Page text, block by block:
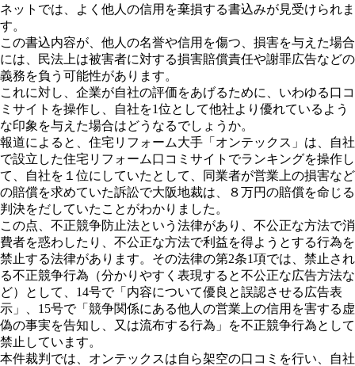
ネットでは、よく他人の信用を棄損する書込みが見受けられま
す。
この書込内容が、他人の名誉や信用を傷つ、損害を与えた場合
には、民法上は被害者に対する損害賠償責任や謝罪広告などの
義務を負う可能性があります。
これに対し、企業が自社の評価をあげるために、いわゆる口コ
ミサイトを操作し、自社を1位として他社より優れているよう
な印象を与えた場合はどうなるでしょうか。
報道によると、住宅リフォーム大手「オンテックス」は、自社
で設立した住宅リフォーム口コミサイトでランキングを操作し
て、自社を１位にしていたとして、同業者が営業上の損害など
の賠償を求めていた訴訟で大阪地裁は、８万円の賠償を命じる
判決をだしていたことがわかりました。
この点、不正競争防止法という法律があり、不公正な方法で消
費者を惑わしたり、不公正な方法で利益を得ようとする行為を
禁止する法律があります。その法律の第2条1項では、禁止され
る不正競争行為（分かりやすく表現すると不公正な広告方法な
ど）として、14号で「内容について優良と誤認させる広告表
示」、15号で「競争関係にある他人の営業上の信用を害する虚
偽の事実を告知し、又は流布する行為」を不正競争行為として
禁止しています。
本件裁判では、オンテックスは自ら架空の口コミを行い、自社